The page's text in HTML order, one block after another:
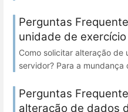
Perguntas
unidade de exercício
Como solicitar alteração
servidor? Para a
Perguntas
alteração de dados